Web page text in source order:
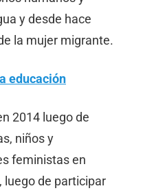
y desde hace
la mujer migrante.
educación
2014 luego de
niños y
feministas en
luego de participar